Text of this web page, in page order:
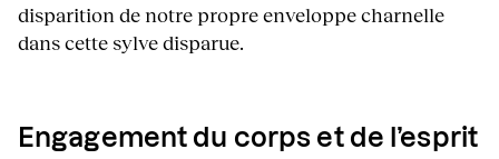
disparition de notre propre enveloppe charnelle
dans cette sylve disparue.
Engagement du corps et de l’esprit